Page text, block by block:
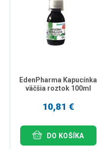
EdenPharma Kapucínka
väčšia roztok 100ml
10,81 €
DO KOŠÍKA